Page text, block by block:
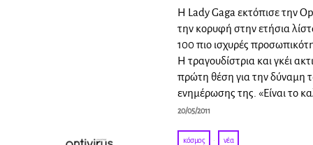
Η Lady Gaga εκτόπισε την
την κορυφή στην ετήσια
100 πιο ισχυρές
Η τραγουδίστρια και γκέι
πρώτη θέση για την δύναμη
ενημέρωσης της. «Είναι το
20/05/2011
κόσμος · νέα